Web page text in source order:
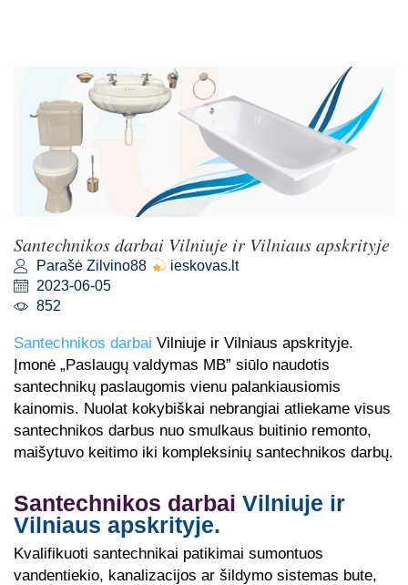
Santechnikos darbai Vilniuje ir Vilniaus apskrityje
Parašė Zilvino88
ieskovas.lt
2023-06-05
852
Santechnikos darbai Vilniuje ir Vilniaus apskrityje.
Įmonė „Paslaugų valdymas MB” siūlo naudotis
santechnikų paslaugomis vienu palankiausiomis
kainomis. Nuolat kokybiškai nebrangiai atliekame visus
santechnikos darbus nuo smulkaus buitinio remonto,
maišytuvo keitimo iki kompleksinių santechnikos darbų.
Santechnikos darbai Vilniuje ir
Vilniaus apskrityje.
Kvalifikuoti santechnikai patikimai sumontuos
vandentiekio, kanalizacijos ar šildymo sistemas bute,